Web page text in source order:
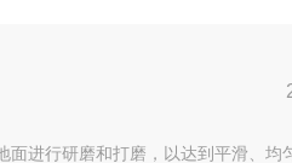
进行研磨和打磨，以达到平滑、均